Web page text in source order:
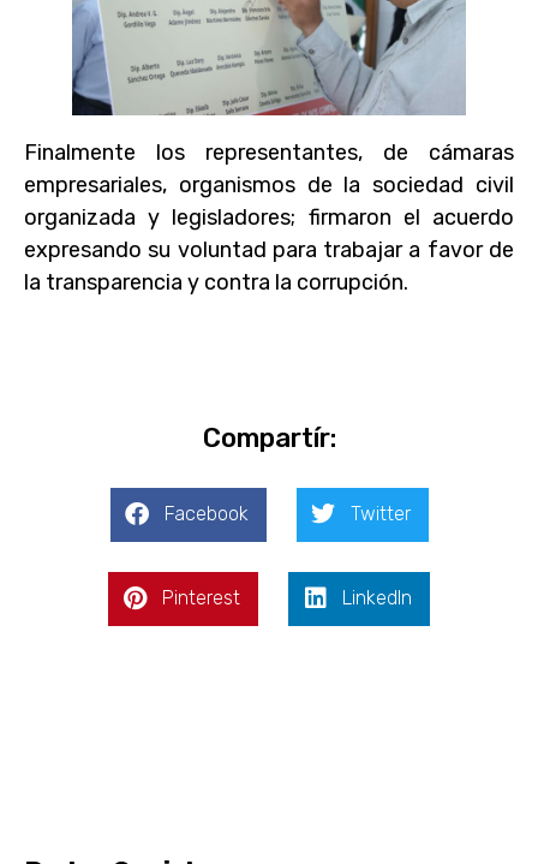
Finalmente los representantes, de cámaras
empresariales, organismos de la sociedad civil
organizada y legisladores; firmaron el acuerdo
expresando su voluntad para trabajar a favor de
la transparencia y contra la corrupción.
Compartír:
Facebook Twitter
Pinterest LinkedIn